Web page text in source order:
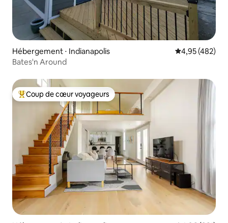
Hébergement ⋅ Indianapolis Évaluation
4,95 (482)
Bates'n Around
Coups de cœur voyageurs les plus appréciés
Coup de cœur voyageurs